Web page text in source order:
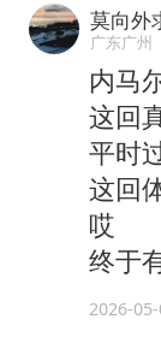
莫向外
广东广州
内马
这回
平时
这回
哎
终于
2026-